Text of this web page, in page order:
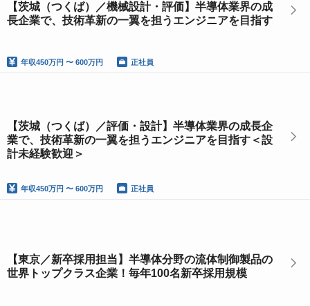
【茨城（つくば）／機械設計・評価】半導体業界の成
長企業で、技術革新の一翼を担うエンジニアを目指す
年収450万円 〜 600万円 正社員
【茨城（つくば）／評価・設計】半導体業界の成長企
業で、技術革新の一翼を担うエンジニアを目指す＜設
計未経験歓迎＞
年収450万円 〜 600万円 正社員
【東京／新卒採用担当】半導体分野の流体制御製品の
世界トップクラス企業！毎年100名新卒採用規模